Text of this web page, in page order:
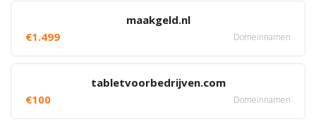
maakgeld.nl
€1.499
Domeinnamen
tabletvoorbedrijven.com
€100
Domeinnamen